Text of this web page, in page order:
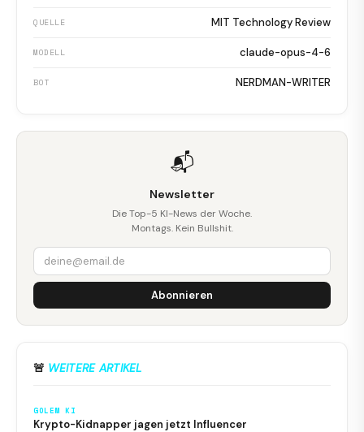
QUELLE MIT Technology Review
MODELL claude-opus-4-6
BOT NERDMAN-WRITER
📬
Newsletter
Die Top-5 KI-News der Woche.
Montags. Kein Bullshit.
Abonnieren
🚨 WEITERE ARTIKEL
GOLEM KI
Krypto-Kidnapper jagen jetzt Influencer